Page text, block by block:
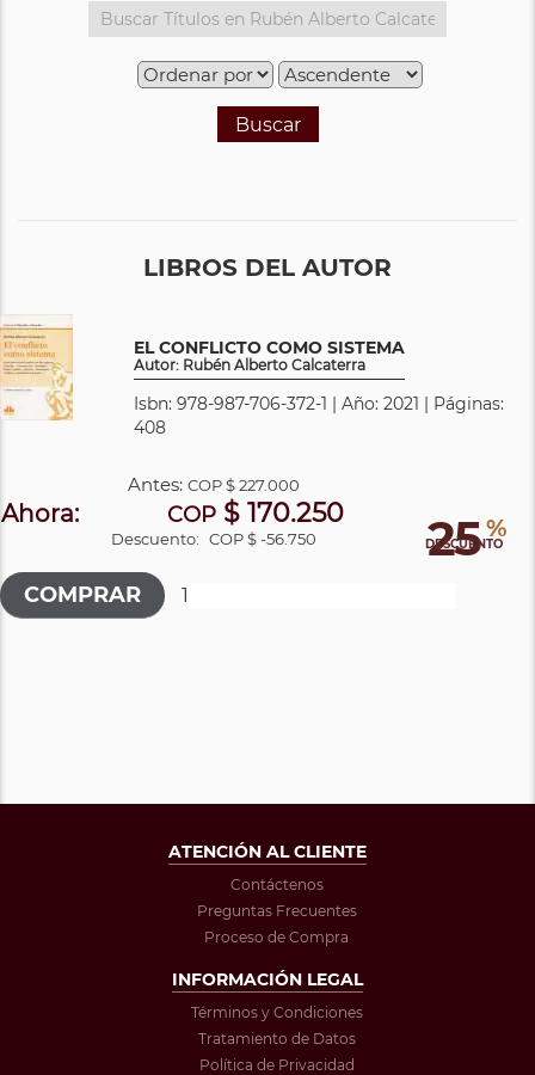
Buscar
LIBROS DEL AUTOR
EL CONFLICTO COMO SISTEMA
Autor: Rubén Alberto Calcaterra
Isbn: 978-987-706-372-1 | Año: 2021 | Páginas:
408
25 %
DESCUENTO
Antes:COP$ 227.000
Ahora: COP $ 170.250
Descuento: COP $ -56.750
ATENCIÓN AL CLIENTE
Contáctenos
Preguntas Frecuentes
Proceso de Compra
INFORMACIÓN LEGAL
Términos y Condiciones
Tratamiento de Datos
Política de Privacidad